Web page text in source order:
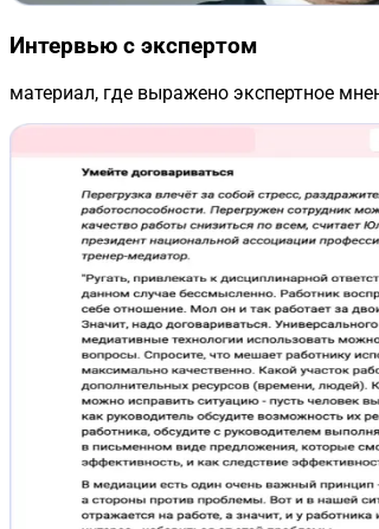
Интервью с экспертом
материал, где выражено экспертное